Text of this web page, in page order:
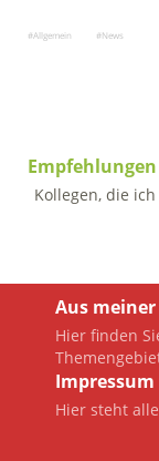
Allgemein News
Empfehlungen
Kollegen, die
Aus
Hier finden
Impressum
Hier steht